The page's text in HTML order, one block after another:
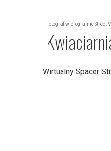
Fotograf w programie Street
Wirtualny Spacer